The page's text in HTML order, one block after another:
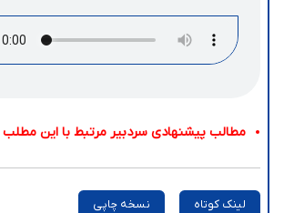
مطالب پیشنهادی سردبیر مرتبط با این مطلب
لینک کوتاه نسخه چاپی